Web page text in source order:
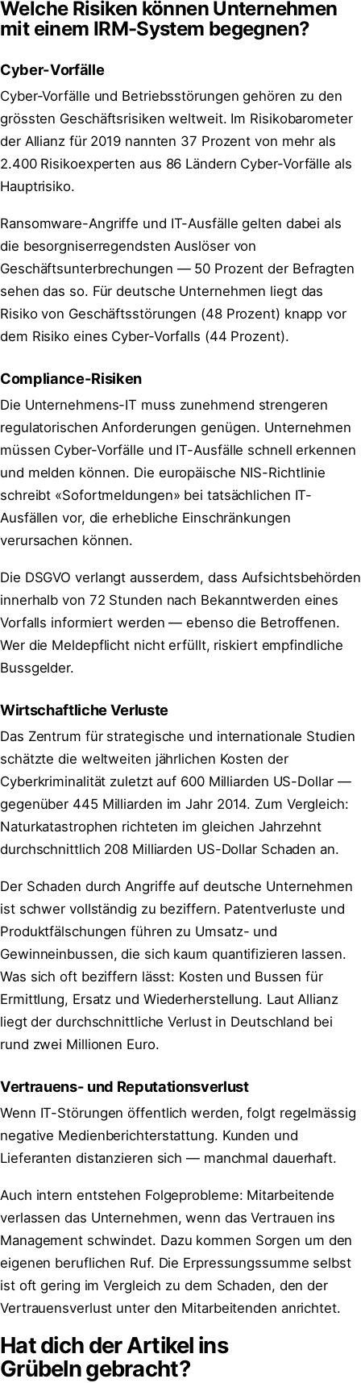
Welche Risiken können Unternehmen
mit einem IRM-System begegnen?
Cyber-Vorfälle
Cyber-Vorfälle und Betriebsstörungen gehören zu den
grössten Geschäftsrisiken weltweit. Im Risikobarometer
der Allianz für 2019 nannten 37 Prozent von mehr als
2.400 Risikoexperten aus 86 Ländern Cyber-Vorfälle als
Hauptrisiko.
Ransomware-Angriffe und IT-Ausfälle gelten dabei als
die besorgniserregendsten Auslöser von
Geschäftsunterbrechungen — 50 Prozent der Befragten
sehen das so. Für deutsche Unternehmen liegt das
Risiko von Geschäftsstörungen (48 Prozent) knapp vor
dem Risiko eines Cyber-Vorfalls (44 Prozent).
Compliance-Risiken
Die Unternehmens-IT muss zunehmend strengeren
regulatorischen Anforderungen genügen. Unternehmen
müssen Cyber-Vorfälle und IT-Ausfälle schnell erkennen
und melden können. Die europäische NIS-Richtlinie
schreibt «Sofortmeldungen» bei tatsächlichen IT-
Ausfällen vor, die erhebliche Einschränkungen
verursachen können.
Die DSGVO verlangt ausserdem, dass Aufsichtsbehörden
innerhalb von 72 Stunden nach Bekanntwerden eines
Vorfalls informiert werden — ebenso die Betroffenen.
Wer die Meldepflicht nicht erfüllt, riskiert empfindliche
Bussgelder.
Wirtschaftliche Verluste
Das Zentrum für strategische und internationale Studien
schätzte die weltweiten jährlichen Kosten der
Cyberkriminalität zuletzt auf 600 Milliarden US-Dollar —
gegenüber 445 Milliarden im Jahr 2014. Zum Vergleich:
Naturkatastrophen richteten im gleichen Jahrzehnt
durchschnittlich 208 Milliarden US-Dollar Schaden an.
Der Schaden durch Angriffe auf deutsche Unternehmen
ist schwer vollständig zu beziffern. Patentverluste und
Produktfälschungen führen zu Umsatz- und
Gewinneinbussen, die sich kaum quantifizieren lassen.
Was sich oft beziffern lässt: Kosten und Bussen für
Ermittlung, Ersatz und Wiederherstellung. Laut Allianz
liegt der durchschnittliche Verlust in Deutschland bei
rund zwei Millionen Euro.
Vertrauens- und Reputationsverlust
Wenn IT-Störungen öffentlich werden, folgt regelmässig
negative Medienberichterstattung. Kunden und
Lieferanten distanzieren sich — manchmal dauerhaft.
Auch intern entstehen Folgeprobleme: Mitarbeitende
verlassen das Unternehmen, wenn das Vertrauen ins
Management schwindet. Dazu kommen Sorgen um den
eigenen beruflichen Ruf. Die Erpressungssumme selbst
ist oft gering im Vergleich zu dem Schaden, den der
Vertrauensverlust unter den Mitarbeitenden anrichtet.
Hat dich der Artikel ins
Grübelngebracht?